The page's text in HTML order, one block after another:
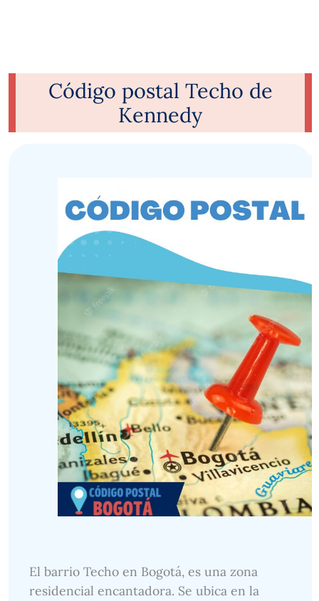
Código postal Techo de
Kennedy
El barrio Techo en Bogotá, es una zona
residencial encantadora. Se ubica en la